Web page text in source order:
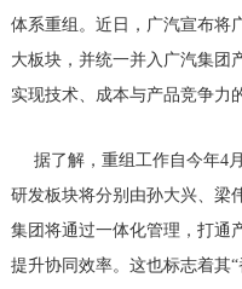
体系重组。近日，广汽宣布将
大板块，并统一并入广汽集团
实现技术、成本与产品竞争力
据了解，重组工作自今年4
研发板块将分别由孙大兴、梁
集团将通过一体化管理，打通
提升协同效率。这也标志着其“